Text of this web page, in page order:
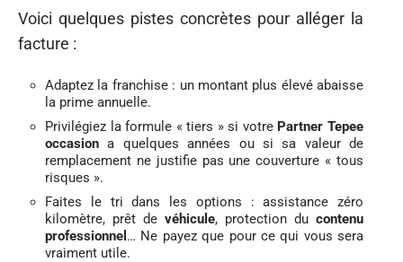
Voici quelques pistes concrètes pour alléger la
facture :
Adaptez la franchise : un montant plus élevé abaisse
la prime annuelle.
Privilégiez la formule « tiers » si votre Partner Tepee
occasion a quelques années ou si sa valeur de
remplacement ne justifie pas une couverture « tous
risques ».
Faites le tri dans les options : assistance zéro
kilomètre, prêt de véhicule, protection du contenu
professionnel … Ne payez que pour ce qui vous sera
vraiment utile.